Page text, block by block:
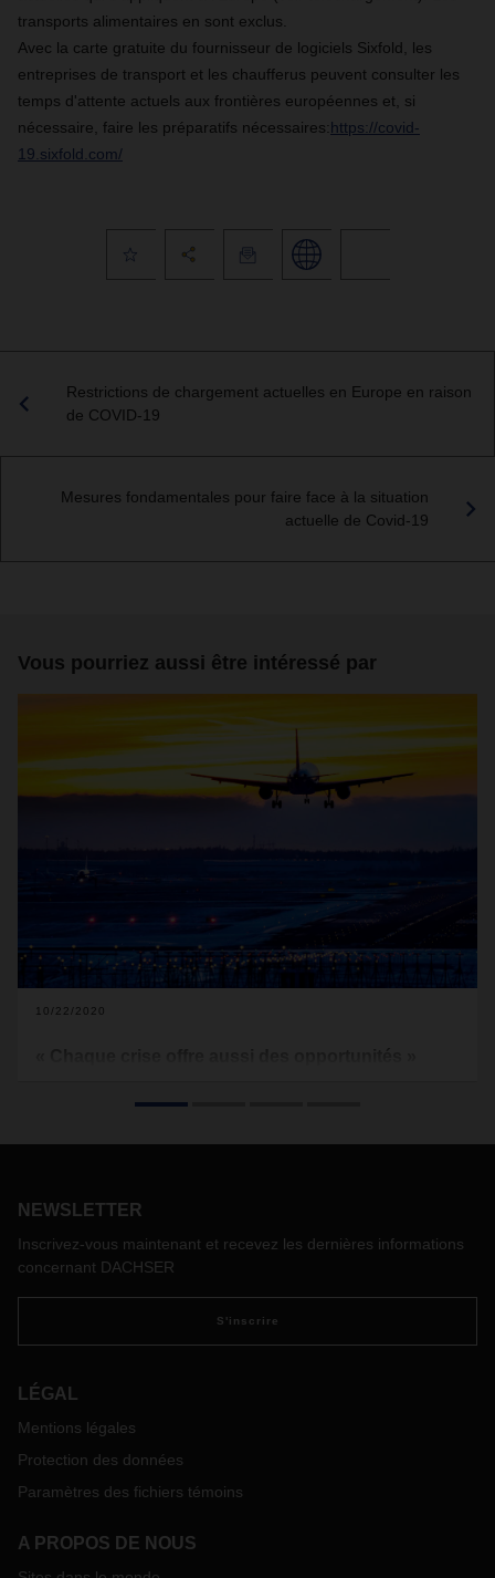
transports alimentaires en sont exclus.
Avec la carte gratuite du fournisseur de logiciels Sixfold, les
entreprises de transport et les chaufferus peuvent consulter les
temps d'attente actuels aux frontières européennes et, si
nécessaire, faire les préparatifs nécessaires:https://covid-
19.sixfold.com/
Restrictions de chargement actuelles en Europe en raison
de COVID-19
Mesures fondamentales pour faire face à la situation
actuelle de Covid-19
Vous pourriez aussi être intéressé par
10/22/2020
prudent.
NEWSLETTER
Inscrivez-vous maintenant et recevez les dernières informations
concernant DACHSER
S'inscrire
LÉGAL
Mentions légales
Protection des données
Paramètres des fichiers témoins
A PROPOS DE NOUS